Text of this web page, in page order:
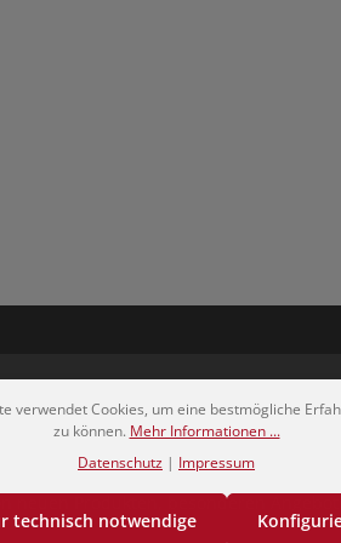
Produkten, besonderen
verwendet Cookies, um eine bestmögliche
zu können. Mehr Informationen ...
Datenschutz | Impressum
technisch notwendige